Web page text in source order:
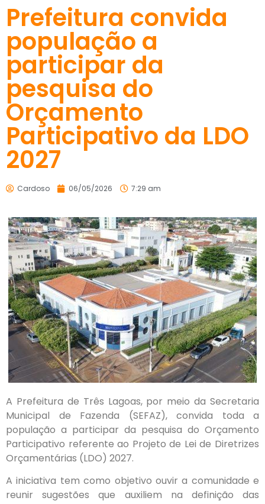
Prefeitura convida
população a
participar da
pesquisa do
Orçamento
Participativo da LDO
2027
Cardoso 06/05/2026 7:29 am
A Prefeitura de Três Lagoas, por meio da Secretaria
Municipal de Fazenda (SEFAZ), convida toda a
população a participar da pesquisa do Orçamento
Participativo referente ao Projeto de Lei de Diretrizes
Orçamentárias (LDO) 2027.
A iniciativa tem como objetivo ouvir a comunidade e
reunir sugestões que auxiliem na definição das